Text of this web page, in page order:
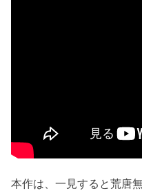
本作は、一見すると荒唐